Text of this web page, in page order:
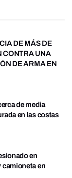
DE MÁS DE
CONTRA UNA
DE ARMA EN
de media
en las costas
en
camioneta en